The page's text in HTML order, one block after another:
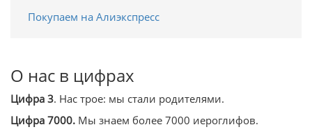
Покупаем на Алиэкспресс
О нас в цифрах
Цифра 3. Нас трое: мы стали родителями.
Цифра 7000. Мы знаем более 7000 иероглифов.